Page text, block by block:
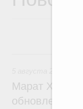
Марат
обновлено в